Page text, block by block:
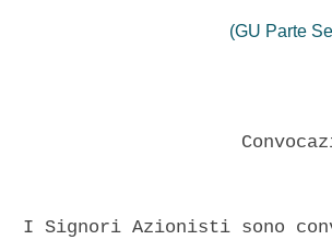
(GU Parte
I Signori Azionisti sono